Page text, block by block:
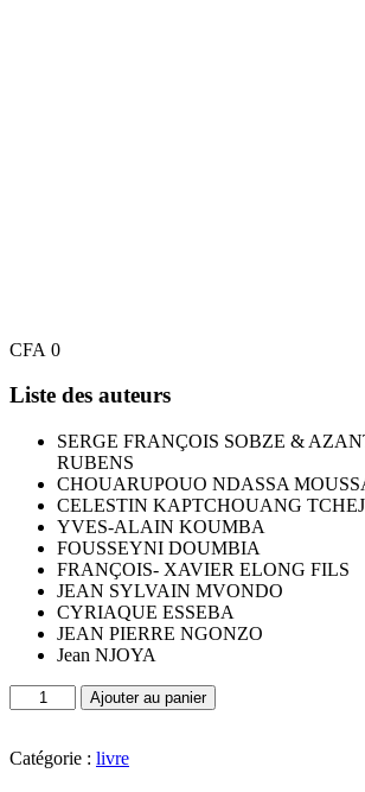
CFA 0
Liste des auteurs
SERGE FRANÇOIS SOBZE &
RUBENS
CHOUARUPOUO NDASSA
CELESTIN KAPTCHOUANG
YVES-ALAIN KOUMBA
FOUSSEYNI DOUMBIA
FRANÇOIS- XAVIER ELONG FILS
JEAN SYLVAIN MVONDO
CYRIAQUE ESSEBA
JEAN PIERRE NGONZO
Jean NJOYA
quantité
de
Africaine
Ajouter au panier
Catégorie : livre